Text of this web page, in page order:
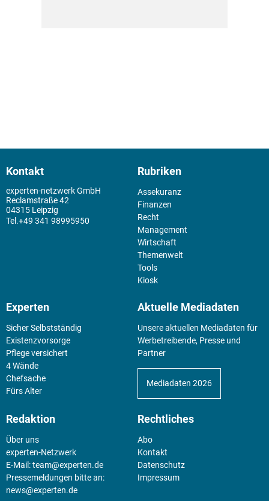
Kontakt
experten-netzwerk GmbH
Reclamstraße 42
04315 Leipzig
+49 341 98995950
Rubriken
Assekuranz
Finanzen
Recht
Management
Wirtschaft
Themenwelt
Tools
Kiosk
Experten
Sicher Selbstständig
Existenz­vorsorge
Pflege versichert
4 Wände
Chefsache
Fürs Alter
Aktuelle Mediadaten
Unsere aktuellen Mediadaten für
Werbetreibende, Presse und
Partner
Mediadaten 2026
Redaktion
Über uns
experten-Netzwerk
E-Mail:team@experten.de
Pressemeldungen bitte an:
news@experten.de
Rechtliches
Abo
Kontakt
Datenschutz
Impressum